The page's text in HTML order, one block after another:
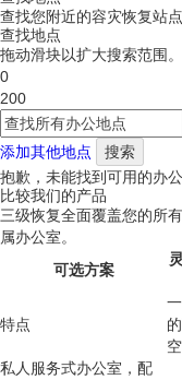
查找您附近的容灾恢复站点
查找地点
拖动滑块以扩大搜索范围。
0
200
添加其他地点
抱歉，未能找到可用的办
比较我们的产品
三级恢复全面覆盖您的所
属办公室。
可选方案
特点
私人服务式办公室，配